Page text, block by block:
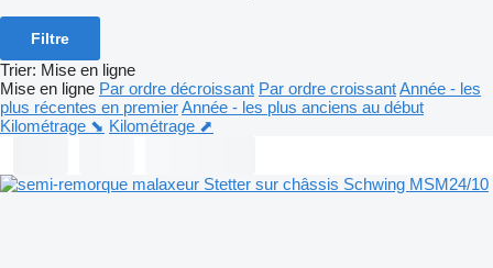
Filtre
Trier: Mise en ligne
Mise en ligne Par ordre décroissant Par ordre croissantAnnée - les
plus récentes en premierAnnée - les plus anciens au début
Kilométrage ⬊ Kilométrage ⬈